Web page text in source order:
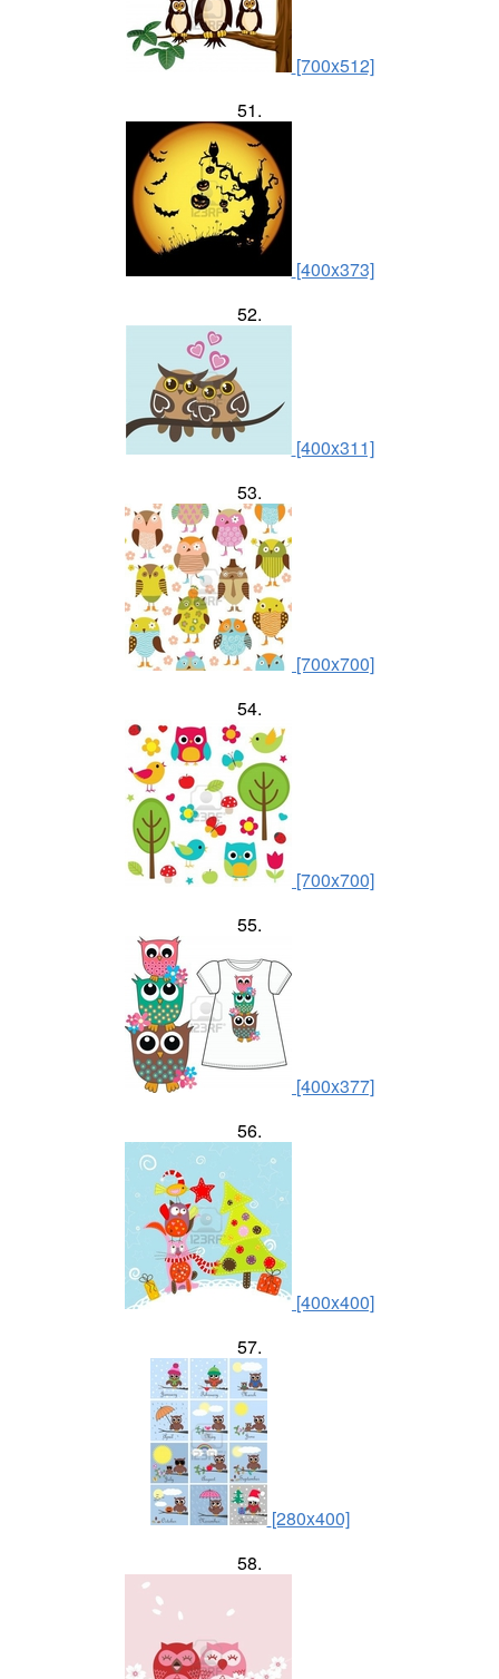
[700x512]
51.
[400x373]
52.
[400x311]
53.
[700x700]
54.
[700x700]
55.
[400x377]
56.
[400x400]
57.
[280x400]
58.